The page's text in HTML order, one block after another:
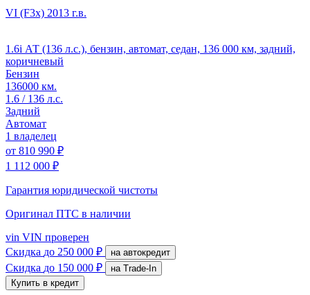
VI (F3x) 2013 г.в.
1.6i АТ (136 л.с.), бензин, автомат, седан, 136 000 км, задний,
коричневый
Бензин
136000 км.
1.6 / 136 л.с.
Задний
Автомат
1 владелец
от 810 990 ₽
1 112 000 ₽
Гарантия юридической чистоты
Оригинал ПТС в наличии
vin VIN проверен
Скидка до 250 000 ₽ на автокредит
Скидка до 150 000 ₽
на Trade-In
Купить в кредит